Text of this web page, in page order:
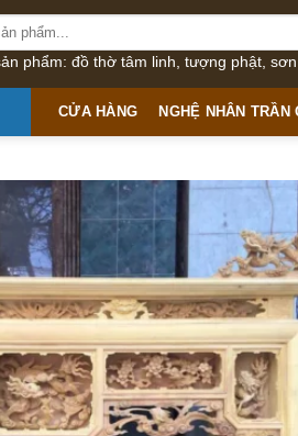
phẩm: đồ thờ tâm linh, tượng phật,
CỬA HÀNG NGHỆ NHÂN TRẦN